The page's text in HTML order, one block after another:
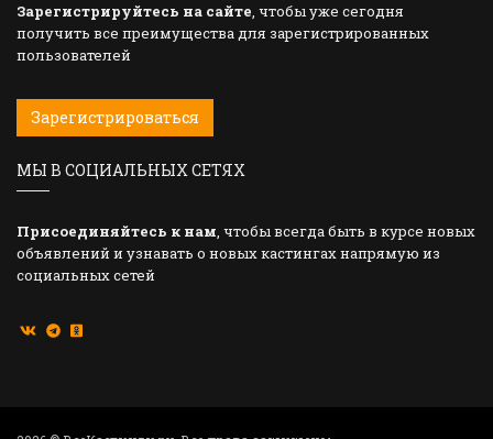
Зарегистрируйтесь на сайте, чтобы уже сегодня
получить все преимущества для зарегистрированных
пользователей
Зарегистрироваться
МЫ В СОЦИАЛЬНЫХ СЕТЯХ
Присоединяйтесь к нам, чтобы всегда быть в курсе новых
объявлений и узнавать о новых кастингах напрямую из
социальных сетей